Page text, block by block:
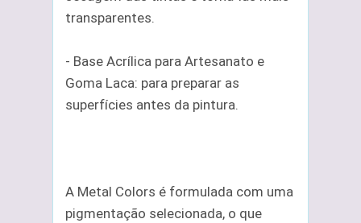
transparentes.
- Base Acrílica para Artesanato e
Goma Laca: para preparar as
superfícies antes da pintura.
A Metal Colors é formulada com uma
pigmentação selecionada, o que